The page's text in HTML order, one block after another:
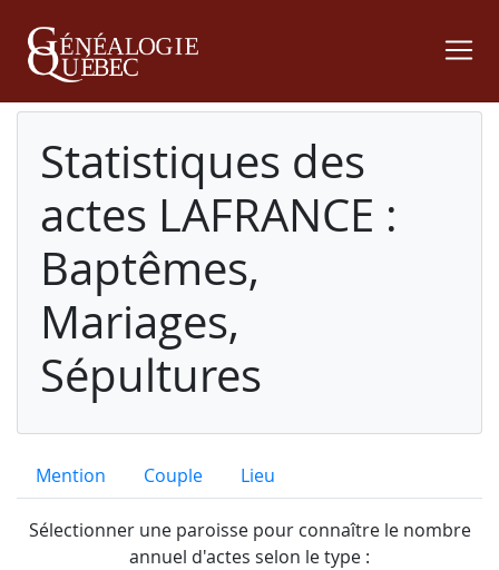
Statistiques des
actes LAFRANCE :
Baptêmes,
Mariages,
Sépultures
Mention Couple Lieu
Sélectionner une paroisse pour connaître le nombre
annuel d'actes selon le type :